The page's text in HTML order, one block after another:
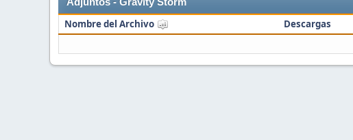
Nombre del Archivo Descargas